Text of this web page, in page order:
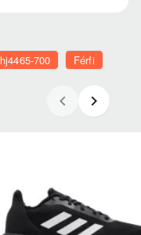
hj4465-700 Férfi